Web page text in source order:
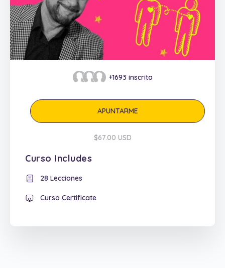
+1693 inscrito
APUNTARME
$67.00 USD
Curso Includes
28 Lecciones
Curso Certificate